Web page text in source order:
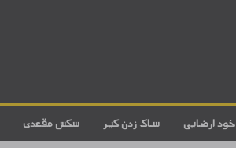
سکس مقعدی ساک زدن کیر خود ارضایی